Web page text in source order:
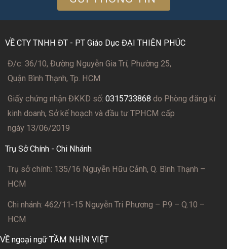
VỀ CTY TNHH ĐT - PT Giáo Dục ĐẠI THIÊN PHÚC
Đ/c: 36/10, Đường Nguyễn Gia Trí, Phường 25,
Quận Bình Thạnh, Tp. HCM
Giấy chứng nhận ĐKKD số: 0315733868 do Phòng đăng kí
kinh doanh, Sở kế hoạch và đầu tư TPHCM cấp
ngày 13/06/2019
Trụ Sở Chính - Chi Nhánh
Trụ sở chính: 135/16 Nguyễn Hữu Cảnh, Q. Bình Thạnh –
HCM
Chi nhánh: 462/11-15 Nguyễn Tri Phương – P.9 – Q.10 –
HCM
VỀ ngoại ngữ TẦM NHÌN VIỆT